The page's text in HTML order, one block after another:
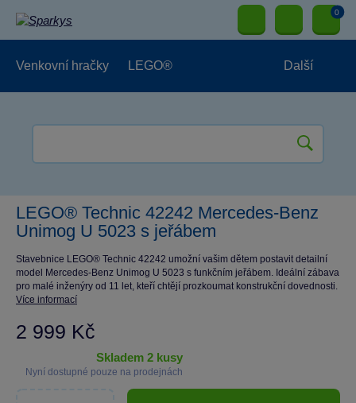
0
Venkovní hračky LEGO® Další
LEGO® Technic 42242 Mercedes-Benz
Unimog U 5023 s jeřábem
Stavebnice LEGO® Technic 42242 umožní vašim dětem postavit detailní
model Mercedes-Benz Unimog U 5023 s funkčním jeřábem. Ideální zábava
pro malé inženýry od 11 let, kteří chtějí prozkoumat konstrukční dovednosti.
Více informací
2 999 Kč
skladem 2 kusy
Nyní dostupné pouze na prodejnách